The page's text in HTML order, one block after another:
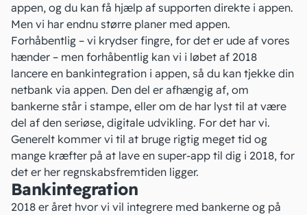
appen, og du kan få hjælp af supporten direkte i appen.
Men vi har endnu større planer med appen.
Forhåbentlig – vi krydser fingre, for det er ude af vores
hænder – men forhåbentlig kan vi i løbet af 2018
lancere en bankintegration i appen, så du kan tjekke din
netbank via appen. Den del er afhængig af, om
bankerne står i stampe, eller om de har lyst til at være
del af den seriøse, digitale udvikling. For det har vi.
Generelt kommer vi til at bruge rigtig meget tid og
mange kræfter på at lave en super-app til dig i 2018, for
det er her regnskabsfremtiden ligger.
Bankintegration
2018 er året hvor vi vil integrere med bankerne og på